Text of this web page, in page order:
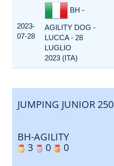
2023-
07-28
BH -
AGILITY DOG -
LUCCA - 28
LUGLIO
2023 (ITA)
JUMPING JUNIOR 250
BH-AGILITY
3
0 0